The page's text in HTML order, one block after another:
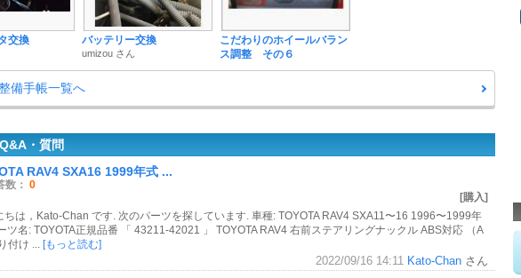
交換 バッテリー交換
umizou さん
こだわりのホイールバラン
ス調整 その６
備手帳一覧へ
・質問
RAV4 SXA16 1999年式 ...
数： 0
[購入]
ちは，Kato-Chan です. 次のパーツを探しています. 車種: TOYOTA RAV4 SXA11〜16 1996〜1999年
ツ名: TOYOTA正規品番 「 43211-42021 」 TOYOTA RAV4 右前ステアリングナックル ABS対応 （A
付け ... [もっと読む]
2022/09/16 14:11 Kato-Chan さん